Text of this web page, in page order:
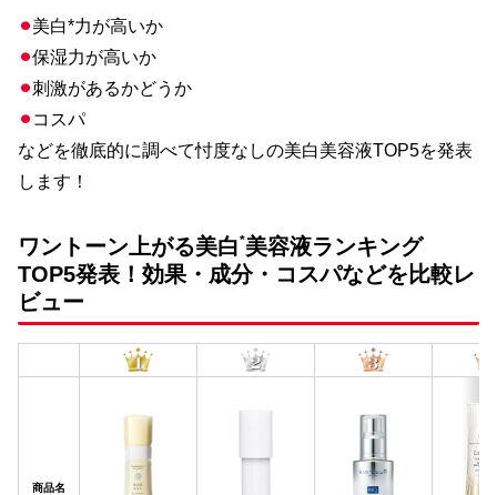
⚫︎美白*力が高いか
⚫︎保湿力が高いか
⚫︎刺激があるかどうか
⚫︎ コスパ
などを徹底的に調べて忖度なしの美白美容液TOP5を発表
します！
ワントーン上がる美白*美容液ランキング
TOP5発表！効果・成分・コスパなどを比較レ
ビュー
商品名